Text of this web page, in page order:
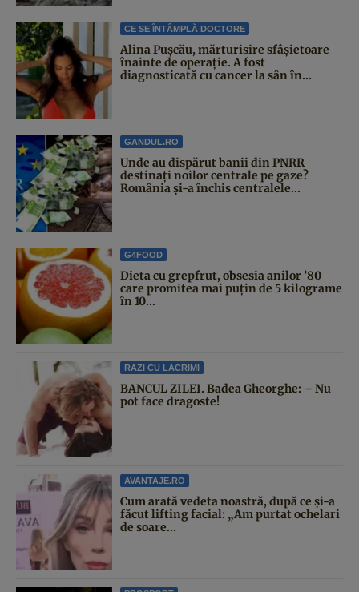
CE SE ÎNTÂMPLĂ DOCTORE
Alina Pușcău, mărturisire sfâșietoare
înainte de operație. A fost
diagnosticată cu cancer la sân în...
GANDUL.RO
Unde au dispărut banii din PNRR
destinați noilor centrale pe gaze?
România și-a închis centralele...
G4FOOD
Dieta cu grepfrut, obsesia anilor ’80
care promitea mai puțin de 5 kilograme
în 10...
RAZI CU LACRIMI
BANCUL ZILEI. Badea Gheorghe: – Nu
pot face dragoste!
AVANTAJE.RO
Cum arată vedeta noastră, după ce și-a
făcut lifting facial: „Am purtat ochelari
de soare...